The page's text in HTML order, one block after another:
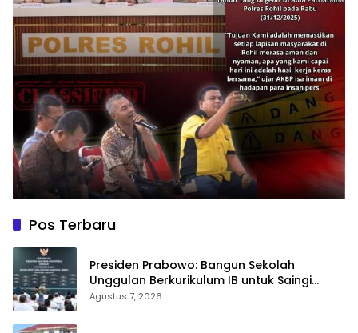
Pos Terbaru
Presiden Prabowo: Bangun Sekolah
Unggulan Berkurikulum IB untuk Saingi
Dunia
Agustus 7, 2026